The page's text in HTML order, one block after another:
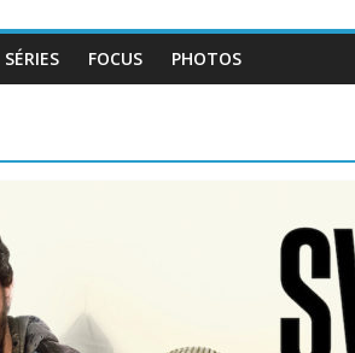
SÉRIES FOCUS PHOTOS